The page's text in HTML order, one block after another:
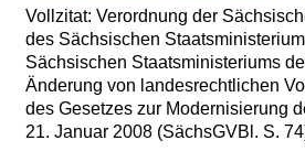
Vollzitat: Verordnung der
des Sächsischen
Sächsischen Staatsministeriums
Änderung von landesrechtlichen
des Gesetzes zur Modernisierung
21. Januar 2008 (SächsGVBl. S.